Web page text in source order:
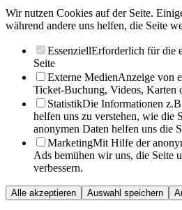
Wir nutzen Cookies auf der Seite.
während andere uns helfen, die Seite
EssenziellErforderlich für die
Seite
Externe MedienAnzeige von
Ticket-Buchung, Videos, Karten
StatistikDie Informationen
helfen uns zu verstehen, wie die
anonymen Daten helfen uns die
MarketingMit Hilfe der
Ads bemühen wir uns, die Seite
verbessern.
Alle akzeptieren Auswahl speichern